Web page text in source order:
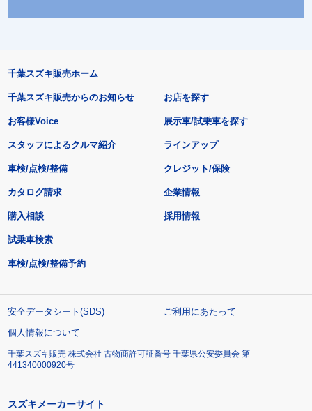
千葉スズキ販売ホーム
千葉スズキ販売からのお知らせ
お客様Voice
スタッフによるクルマ紹介
お店を探す
展示車/試乗車を探す
ラインアップ
車検/点検/整備 クレジット/保険
カタログ請求
購入相談
試乗車検索
車検/点検/整備予約
企業情報
採用情報
安全データシート(SDS)
ご利用にあたって
個人情報について
千葉スズキ販売 株式会社 古物商許可証番号 千葉県公安委員会 第
441340000920号
スズキメーカーサイト